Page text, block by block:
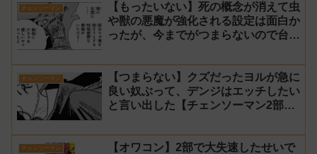
チェンソーマン
【もったいない】死の概念が消えて虫
や獣の悪魔が強化される設定は面白か
ったが、今までがつまらないので台無
チェンソーマン
【つまらない】クズだったヨルが急に
良い奴ぶって、デンジはエッチしたい
と言い出した【チェンソーマン2部
チェンソーマン
【オワコン】2部で大失速したせいで